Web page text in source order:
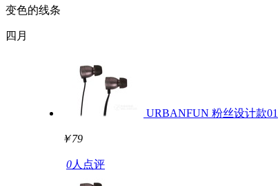
变色的线条
四月
URBANFUN 粉丝设计款01
￥79
0人点评